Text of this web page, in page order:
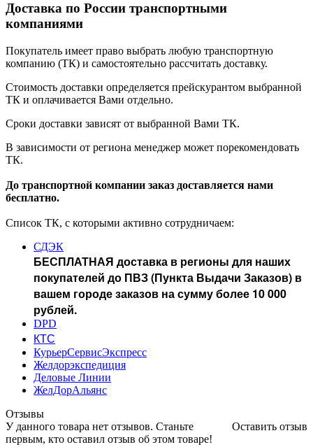
Доставка по России транспортными
компаниями
Покупатель имеет право выбрать любую транспортную
компанию (ТК) и самостоятельно рассчитать доставку.
Стоимость доставки определяется прейскурантом выбранной
ТК и оплачивается Вами отдельно.
Сроки доставки зависят от выбранной Вами ТК.
В зависимости от региона менеджер может порекомендовать
ТК.
До транспортной компании заказ доставляется нами
бесплатно.
Список ТК, с которыми активно сотрудничаем:
СДЭК
БЕСПЛАТНАЯ доставка в регионы для наших
покупателей до ПВЗ (Пункта Выдачи Заказов) в
вашем городе заказов на сумму более 10 000
рублей.
DPD
КТС
КурьерСервисЭкспресс
Желдорэкспедиция
Деловые Линии
ЖелДорАльянс
Отзывы
Оставить отзыв
У данного товара нет отзывов. Станьте
первым, кто оставил отзыв об этом товаре!